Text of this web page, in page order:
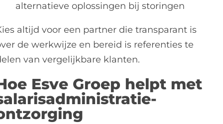
alternatieve oplossingen bij storingen
altijd voor een partner die transparant is
de werkwijze en bereid is referenties te
van vergelijkbare klanten.
Esve Groep helpt met